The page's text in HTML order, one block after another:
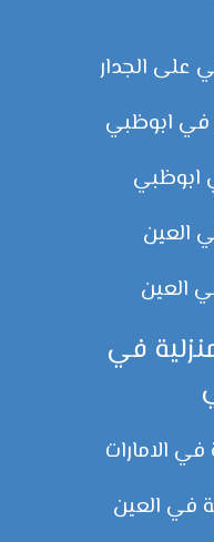
على الجدار
ابوظبي
ابوظبي
العين
العين
في
الامارات
في العين